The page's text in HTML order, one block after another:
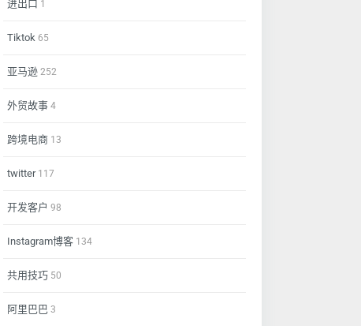
进出口 1
Tiktok 65
亚马逊 252
外贸故事 4
跨境电商 13
twitter117
开发客户 98
Instagram博客 134
共用技巧 50
阿里巴巴 3